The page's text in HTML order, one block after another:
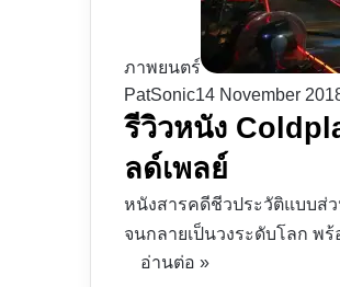
ภาพยนตร์
PatSonic14 November
รีวิวหนัง
ลด์เพลย์
หนังสารคดีชีวประวัติแบบส่ว
จนกลายเป็นวงระดับโลก พ
อ่านต่อ »